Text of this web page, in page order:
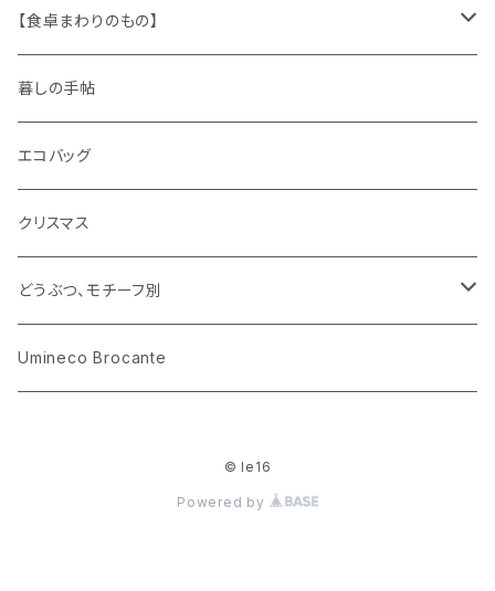
ピノキオ
木製品
ミニチュア、ドールハウス
古本、古雑誌、古えほん
古レコード
古せっけん
ラッピングペーパー、壁紙
プラスチック
紙
ワッペン
ニット
布地
身に着けるもの
【食卓まわりのもの】
ガラス
花びん
小物入れ
陶磁器
カップアンドソーサー
プレート
木製品
ホーロー
メタル
暮しの手帖
エコバッグ
クリスマス
どうぶつ、モチーフ別
くま、ベア
Umineco Brocante
© le16
Powered by